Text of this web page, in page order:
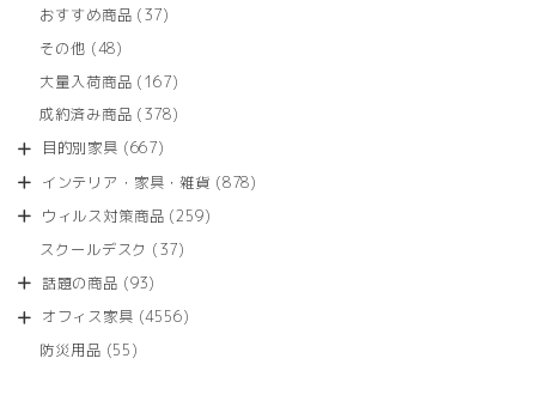
商
の
商
おすすめ商品 3737
商
その他 4848
の
商
大量入荷商品 167167
の
成約済み商品 378378
商
目的別家具 667667
の
商
インテリア・家具・雑貨 878878
ウィルス対策商品 259259
スクールデスク 3737
商
話題の商品 9393
の
オフィス家具 45564556
防災用品 5555